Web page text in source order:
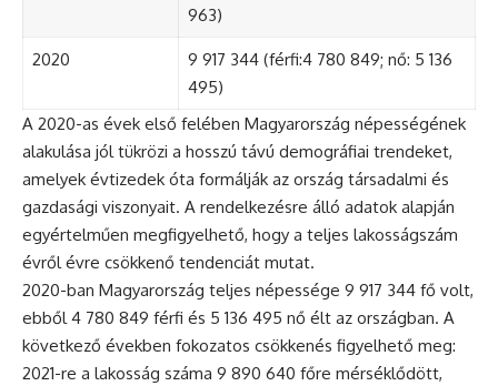
963)
2020
9 917 344 (férfi:4 780 849; nő: 5 136
495)
A 2020-as évek első felében Magyarország népességének
alakulása jól tükrözi a hosszú távú demográfiai trendeket,
amelyek évtizedek óta formálják az ország társadalmi és
gazdasági viszonyait. A rendelkezésre álló adatok alapján
egyértelműen megfigyelhető, hogy a teljes lakosságszám
évről évre csökkenő tendenciát mutat.
2020-ban Magyarország teljes népessége 9 917 344 fő volt,
ebből 4 780 849 férfi és 5 136 495 nő élt az országban. A
következő években fokozatos csökkenés figyelhető meg:
2021-re a lakosság száma 9 890 640 főre mérséklődött,